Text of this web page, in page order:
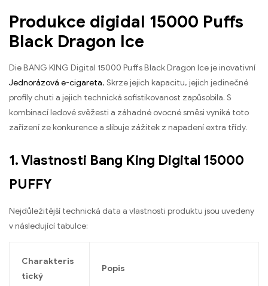
Produkce digidal 15000 Puffs
Black Dragon Ice
Die BANG KING Digital 15000 Puffs Black Dragon Ice je inovativní
Jednorázová e-cigareta, Skrze jejich kapacitu, jejich jedinečné
profily chuti a jejich technická sofistikovanost zapůsobila. S
kombinací ledové svěžesti a záhadné ovocné směsi vyniká toto
zařízení ze konkurence a slibuje zážitek z napadení extra třídy.
1. Vlastnosti Bang King Digital 15000
PUFFY
Nejdůležitější technická data a vlastnosti produktu jsou uvedeny
v následující tabulce:
Charakteris
tický
Popis